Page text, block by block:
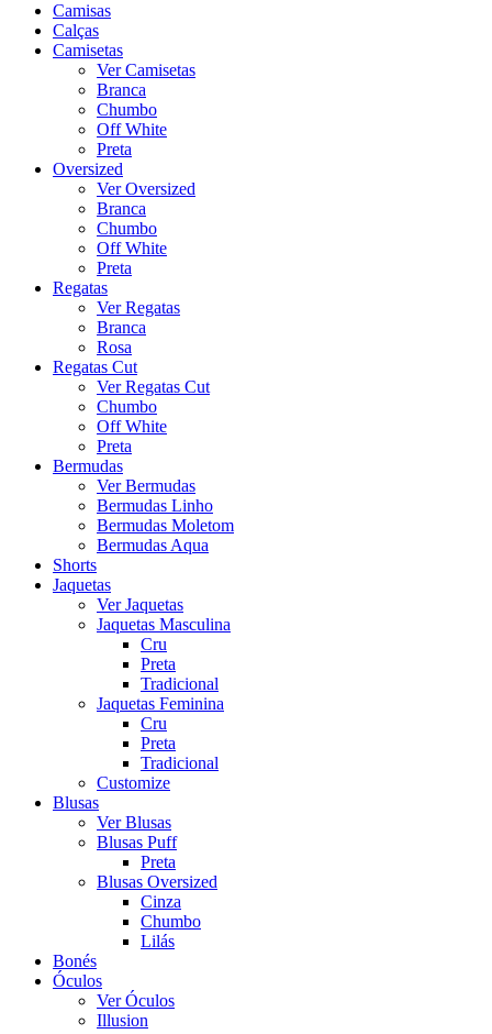
Camisas
Calças
Camisetas
Ver Camisetas
Branca
Chumbo
Off White
Preta
Oversized
Ver Oversized
Branca
Chumbo
Off White
Preta
Regatas
Ver Regatas
Branca
Rosa
Regatas Cut
Ver Regatas Cut
Chumbo
Off White
Preta
Bermudas
Ver Bermudas
Bermudas Linho
Bermudas Moletom
Bermudas Aqua
Shorts
Jaquetas
Ver Jaquetas
Jaquetas Masculina
Cru
Preta
Tradicional
Jaquetas Feminina
Cru
Preta
Tradicional
Customize
Blusas
Ver Blusas
Blusas Puff
Preta
Blusas Oversized
Cinza
Chumbo
Lilás
Bonés
Óculos
Ver Óculos
Illusion